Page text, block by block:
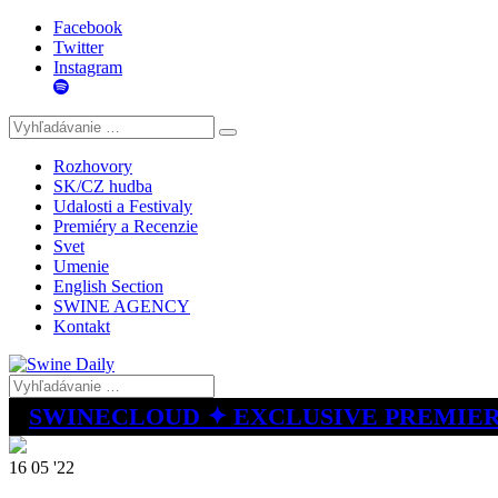
Facebook
Twitter
Instagram
Rozhovory
SK/CZ hudba
Udalosti a Festivaly
Premiéry a Recenzie
Svet
Umenie
English Section
SWINE AGENCY
Kontakt
SWINECLOUD ✦ EXCLUSIVE
16 05 '22